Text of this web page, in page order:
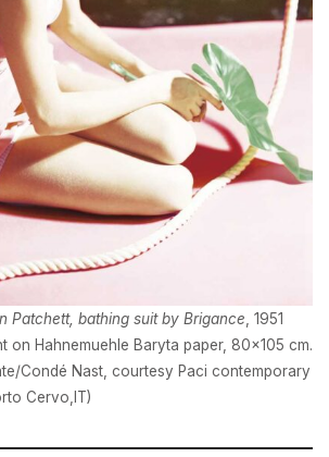
Patchett, bathing suit by Brigance , 1951
on Hahnemuehle Baryta paper, 80×105 cm.
Condé Nast, courtesy Paci contemporary
Cervo,IT)